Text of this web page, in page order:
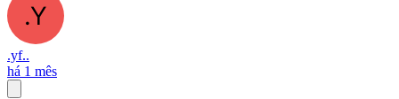
.yf..
há 1 mês